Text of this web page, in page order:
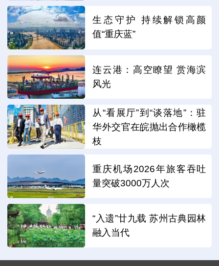
生态守护 持续解锁高颜
值“重庆蓝”
连云港：高空瞭望 赏海滨
风光
从“看展厅”到“谈落地”：驻
华外交官在皖抛出合作橄榄
枝
重庆机场2026年旅客吞吐
量突破3000万人次
“入遗”廿九载 苏州古典园林
融入当代